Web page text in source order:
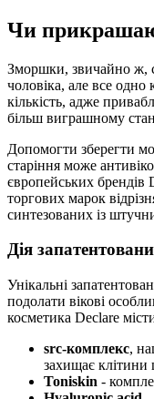
Чи
Зморшки, звичайно ж,
чоловіка, але все одно
кількість, адже
більш виграшному
Допомогти зберегти
старіння може
європейських брендів
торгових марок
синтезованих із
Дія
Унікальні
подолати вікові
косметика Declare
src-комплекс,
захищає клітини
Toniskin -